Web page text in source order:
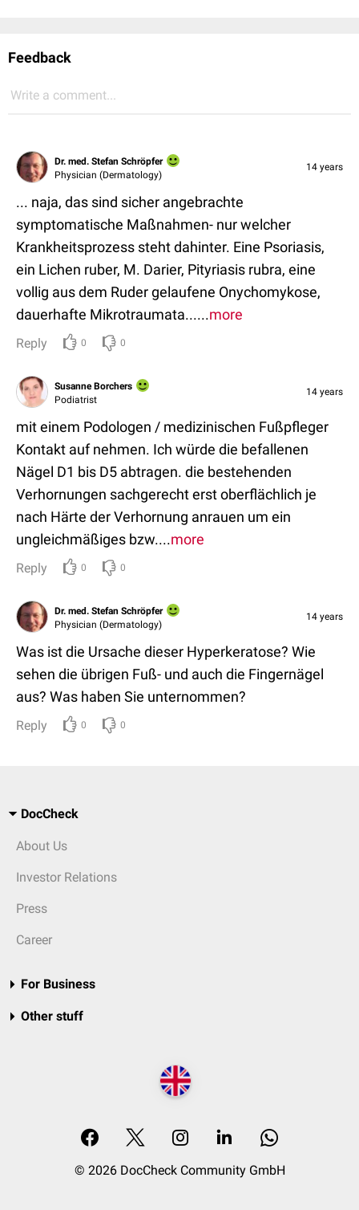
Feedback
Write a comment...
Dr. med. Stefan Schröpfer
Physician (Dermatology)
14 years
... naja, das sind sicher angebrachte
symptomatische Maßnahmen- nur welcher
Krankheitsprozess steht dahinter. Eine Psoriasis,
ein Lichen ruber, M. Darier, Pityriasis rubra, eine
vollig aus dem Ruder gelaufene Onychomykose,
dauerhafte Mikrotraumata......more
Reply 0 0
Susanne Borchers
Podiatrist
14 years
mit einem Podologen / medizinischen Fußpfleger
Kontakt auf nehmen. Ich würde die befallenen
Nägel D1 bis D5 abtragen. die bestehenden
Verhornungen sachgerecht erst oberflächlich je
nach Härte der Verhornung anrauen um ein
ungleichmäßiges bzw....more
Reply 0 0
Dr. med. Stefan Schröpfer
Physician (Dermatology)
14 years
Was ist die Ursache dieser Hyperkeratose? Wie
sehen die übrigen Fuß- und auch die Fingernägel
aus? Was haben Sie unternommen?
Reply 0 0
DocCheck
About Us
Investor Relations
Press
Career
For Business
Other stuff
© 2026 DocCheck Community GmbH